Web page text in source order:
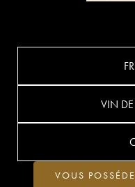
VIN
VOUS